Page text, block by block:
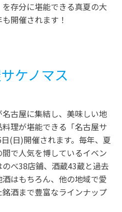
存分に堪能できる真夏の大
開催されます！
ケノマス
古屋に集結し、美味しい地
理が堪能できる「名古屋サ
(日)開催されます。毎年、夏
で人気を博しているイベン
べ38店鋪、酒蔵43蔵と過去
はもちろん、他の地域で愛
酒まで豊富なラインナップ